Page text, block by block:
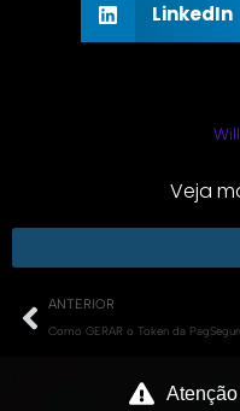
LinkedIn
Veja
Anterior
ANTERIOR